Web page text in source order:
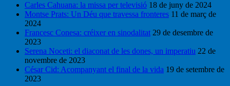
Carles Cahuana: la missa per televisió 18 de juny de 2024
Montse Prats: Un Déu que travessa fronteres 11 de març de
2024
Francesc Conesa: créixer en sinodalitat 29 de desembre de
2023
Serena Noceti: el diaconat de les dones, un imperatiu 22 de
novembre de 2023
César Cid: Acompanyant el final de la vida 19 de setembre de
2023